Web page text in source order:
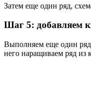
Затем еще один ряд,
Шаг 5: добавляем
Выполняем еще один ряд
него наращиваем ряд из